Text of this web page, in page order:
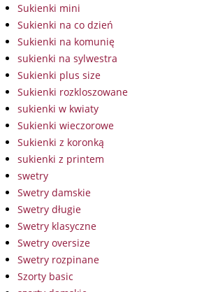
Sukienki mini
Sukienki na co dzień
Sukienki na komunię
sukienki na sylwestra
Sukienki plus size
Sukienki rozkloszowane
sukienki w kwiaty
Sukienki wieczorowe
Sukienki z koronką
sukienki z printem
swetry
Swetry damskie
Swetry długie
Swetry klasyczne
Swetry oversize
Swetry rozpinane
Szorty basic